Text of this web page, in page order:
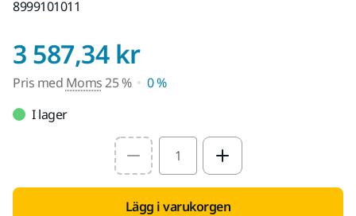
8999101011
3 587,34 krPris med Moms
Pris med Moms25 %
0 %
I lager
Select quantity value
Lägg i varukorgen